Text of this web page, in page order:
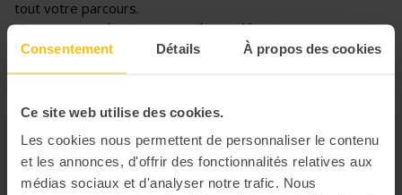
Consentement Détails À propos des cookies
Ce site web utilise des cookies.
Les cookies nous permettent de personnaliser le contenu
et les annonces, d'offrir des fonctionnalités relatives aux
médias sociaux et d'analyser notre trafic. Nous
tout votre parcours.
Vous pourrez choisir votre rythme : détente ou course.
À vous d’arriver au bout de l’aventure !